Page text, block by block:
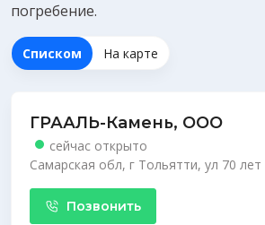
погребение.
Списком На карте
ГРААЛЬ-Камень, ООО
сейчас открыто
Самарская обл, г Тольятти, ул 70
Позвонить